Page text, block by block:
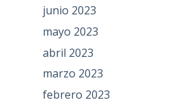
junio 2023
mayo 2023
abril 2023
marzo 2023
febrero 2023